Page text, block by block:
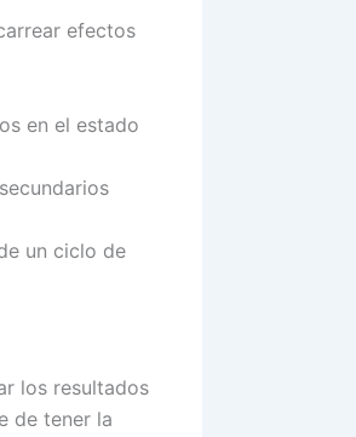
efectos
en el estado
un ciclo de
los resultados
de tener la